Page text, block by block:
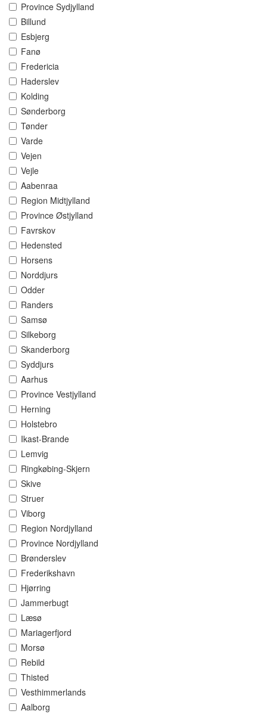
Province Sydjylland
Billund
Esbjerg
Fanø
Fredericia
Haderslev
Kolding
Sønderborg
Tønder
Varde
Vejen
Vejle
Aabenraa
Region Midtjylland
Province Østjylland
Favrskov
Hedensted
Horsens
Norddjurs
Odder
Randers
Samsø
Silkeborg
Skanderborg
Syddjurs
Aarhus
Province Vestjylland
Herning
Holstebro
Ikast-Brande
Lemvig
Ringkøbing-Skjern
Skive
Struer
Viborg
Region Nordjylland
Province Nordjylland
Brønderslev
Frederikshavn
Hjørring
Jammerbugt
Læsø
Mariagerfjord
Morsø
Rebild
Thisted
Vesthimmerlands
Aalborg